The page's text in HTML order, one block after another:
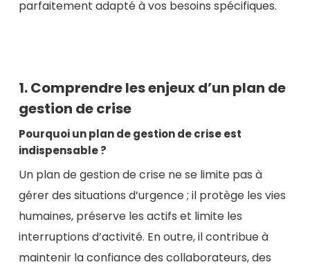
parfaitement adapté à vos besoins spécifiques.
1. Comprendre les enjeux d’un plan de
gestion de crise
Pourquoi un plan de gestion de crise est
indispensable ?
Un plan de gestion de crise ne se limite pas à
gérer des situations d’urgence ; il protège les vies
humaines, préserve les actifs et limite les
interruptions d’activité. En outre, il contribue à
maintenir la confiance des collaborateurs, des